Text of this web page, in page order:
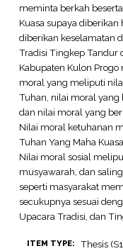
meminta berkah
Kuasa supaya
diberikan keselamatan
Tradisi Tingkep Tandur
Kabupaten Kulon
moral yang meliputi
Tuhan, nilai moral yang
dan nilai moral yang
Nilai moral ketuhanan
Tuhan Yang Maha
Nilai moral sosial
musyawarah, dan
seperti masyarakat
secukupnya sesuai
Upacara Tradisi, dan
ITEM TYPE: Thesis